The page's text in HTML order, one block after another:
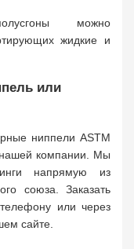
можно
жидкие и
или
ниппели ASTM
компании. Мы
напрямую из
союза. Заказать
или через
сайте.